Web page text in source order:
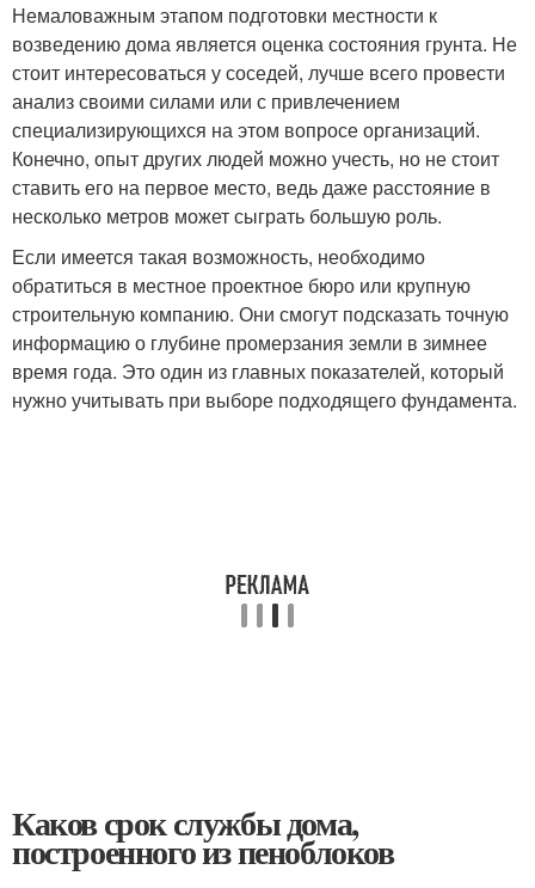
Немаловажным этапом подготовки местности к
возведению дома является оценка состояния грунта. Не
стоит интересоваться у соседей, лучше всего провести
анализ своими силами или с привлечением
специализирующихся на этом вопросе организаций.
Конечно, опыт других людей можно учесть, но не стоит
ставить его на первое место, ведь даже расстояние в
несколько метров может сыграть большую роль.
Если имеется такая возможность, необходимо
обратиться в местное проектное бюро или крупную
строительную компанию. Они смогут подсказать точную
информацию о глубине промерзания земли в зимнее
время года. Это один из главных показателей, который
нужно учитывать при выборе подходящего фундамента.
Каков срок службы дома,
построенного из пеноблоков